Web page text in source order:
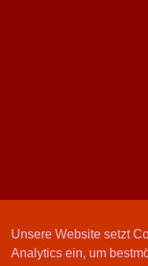
Unsere Website setzt
Analytics ein, um